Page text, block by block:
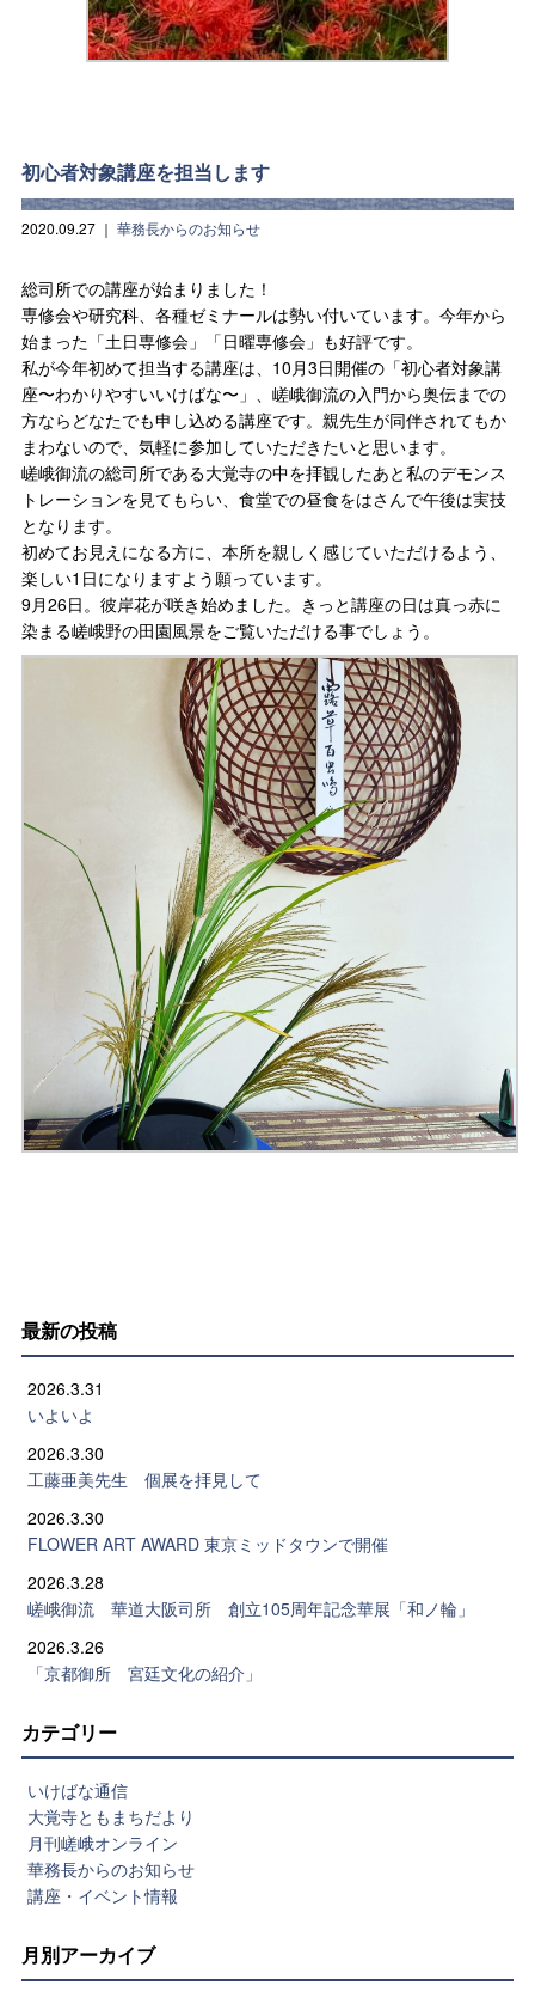
初心者対象講座を担当します
2020.09.27｜ 華務長からのお知らせ
総司所での講座が始まりました！
専修会や研究科、各種ゼミナールは勢い付いています。今年から
始まった「土日専修会」「日曜専修会」も好評です。
私が今年初めて担当する講座は、10月3日開催の「初心者対象講
座〜わかりやすいいけばな〜」、嵯峨御流の入門から奥伝までの
方ならどなたでも申し込める講座です。親先生が同伴されてもか
まわないので、気軽に参加していただきたいと思います。
嵯峨御流の総司所である大覚寺の中を拝観したあと私のデモンス
トレーションを見てもらい、食堂での昼食をはさんで午後は実技
となります。
初めてお見えになる方に、本所を親しく感じていただけるよう、
楽しい1日になりますよう願っています。
9月26日。彼岸花が咲き始めました。きっと講座の日は真っ赤に
染まる嵯峨野の田園風景をご覧いただける事でしょう。
最新の投稿
2026.3.31
いよいよ
2026.3.30
工藤亜美先生 個展を拝見して
2026.3.30
FLOWER ART AWARD 東京ミッドタウンで開催
2026.3.28
嵯峨御流 華道大阪司所 創立105周年記念華展「和ノ輪」
2026.3.26
「京都御所 宮廷文化の紹介」
カテゴリー
いけばな通信
大覚寺ともまちだより
月刊嵯峨オンライン
華務長からのお知らせ
講座・イベント情報
月別アーカイブ